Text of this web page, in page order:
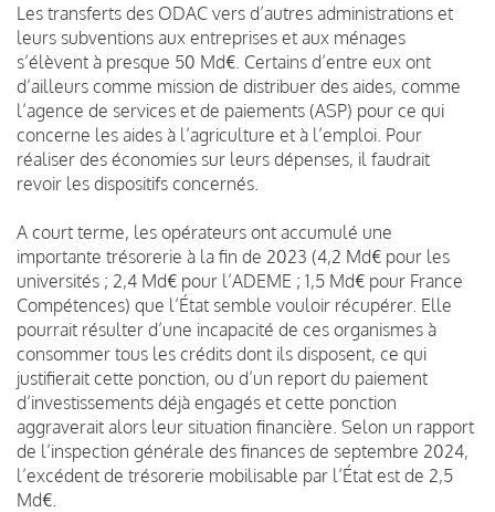
Les transferts des ODAC vers d’autres administrations et
leurs subventions aux entreprises et aux ménages
s’élèvent à presque 50 Md€. Certains d’entre eux ont
d’ailleurs comme mission de distribuer des aides, comme
l’agence de services et de paiements (ASP) pour ce qui
concerne les aides à l’agriculture et à l’emploi. Pour
réaliser des économies sur leurs dépenses, il faudrait
revoir les dispositifs concernés.
A court terme, les opérateurs ont accumulé une
importante trésorerie à la fin de 2023 (4,2 Md€ pour les
universités ; 2,4 Md€ pour l’ADEME ; 1,5 Md€ pour France
Compétences) que l’État semble vouloir récupérer. Elle
pourrait résulter d’une incapacité de ces organismes à
consommer tous les crédits dont ils disposent, ce qui
justifierait cette ponction, ou d’un report du paiement
d’investissements déjà engagés et cette ponction
aggraverait alors leur situation financière. Selon un rapport
de l’inspection générale des finances de septembre 2024,
l’excédent de trésorerie mobilisable par l’État est de 2,5
Md€.